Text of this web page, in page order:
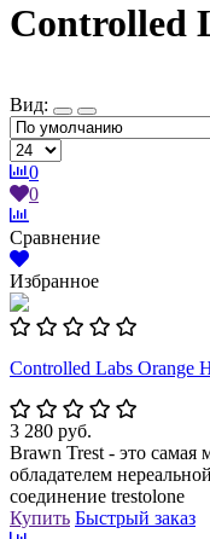
Controlled
Вид:
0
0
Сравнение
Избранное
Controlled Labs Orange
3 280 руб.
Brawn Trest - это самая
обладателем
соединение trestolone
Купить Быстрый заказ